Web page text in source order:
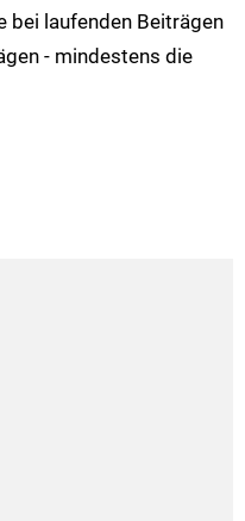
bei laufenden Beiträgen
- mindestens die